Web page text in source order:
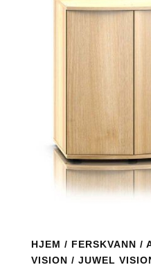
HJEM / FERSKVANN /
VISION / JUWEL